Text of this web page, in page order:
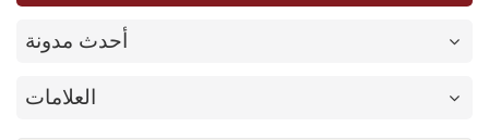
أحدث مدونة
العلامات